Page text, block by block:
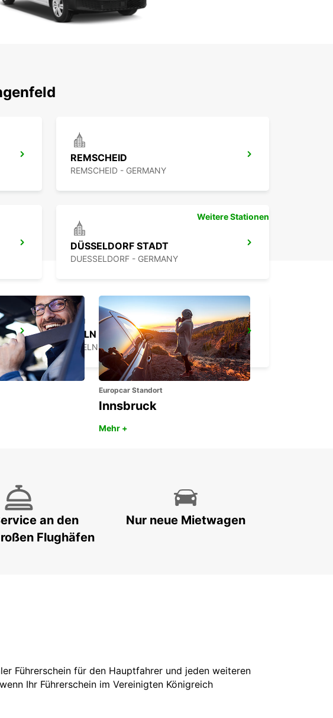
REMSCHEID
REMSCHEID - GERMANY
DÜSSELDORF STADT
DUESSELDORF - GERMANY
KÖLN HOLWEIDE
KOELN - GERMANY
Weitere Stationen
Europcar Standort
Innsbruck
Mehr +
an den
Flughäfen
Nur neue Mietwagen
Führerschein für den Hauptfahrer und jeden weiteren
Ihr Führerschein im Vereinigten Königreich